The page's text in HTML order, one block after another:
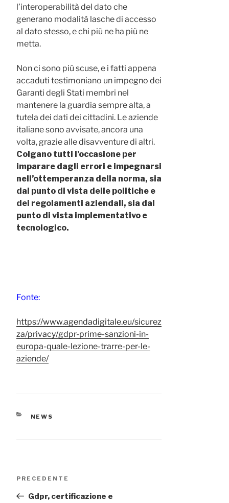
l’interoperabilità del dato che
generano modalità lasche di accesso
al dato stesso, e chi più ne ha più ne
metta.
Non ci sono più scuse, e i fatti appena
accaduti testimoniano un impegno dei
Garanti degli Stati membri nel
mantenere la guardia sempre alta, a
tutela dei dati dei cittadini. Le aziende
italiane sono avvisate, ancora una
volta, grazie alle disavventure di altri.
Colgano tutti l’occasione per
imparare dagli errori e impegnarsi
nell’ottemperanza della norma, sia
dal punto di vista delle politiche e
dei regolamenti aziendali, sia dal
punto di vista implementativo e
tecnologico.
Fonte:
https://www.agendadigitale.eu/sicurez
za/privacy/gdpr-prime-sanzioni-in-
europa-quale-lezione-trarre-per-le-
aziende/
CATEGORIE
NEWS
Articolo
PRECEDENTE
Gdpr, certificazione e